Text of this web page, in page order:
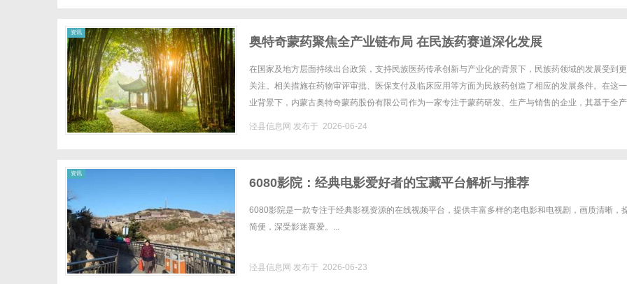
资讯
奥特奇蒙药聚焦全产业链布局 在民族药赛道深化发展
在国家及地方层面持续出台政策，支持民族医药传承创新与产业化的背景下，民族药领域的发展受到
关注。相关措施在药物审评审批、医保支付及临床应用等方面为民族药创造了相应的发展条件。在这
业背景下，内蒙古奥特奇蒙药股份有限公司作为一家专注于蒙药研发、生产与销售的企业，其基于全
泾县信息网 发布于 2026-06-24
资讯
6080影院：经典电影爱好者的宝藏平台解析与推荐
6080影院是一款专注于经典影视资源的在线视频平台，提供丰富多样的老电影和电视剧，画质清晰，
简便，深受影迷喜爱。...
泾县信息网 发布于 2026-06-23